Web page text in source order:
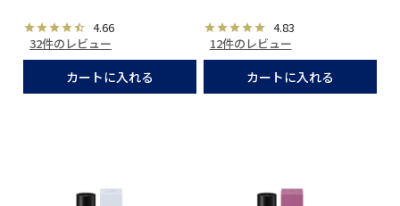
4.66
32件のレビュー
カートに入れる
4.83
12件のレビュー
カートに入れる